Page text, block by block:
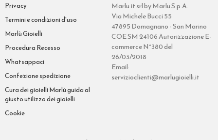
Privacy
Termini e condizioni d'uso
Marlù Gioielli
Procedura Recesso
Whatsappaci
Confezione spedizione
Cura dei gioielli Marlù guida al
giusto utilizzo dei gioielli
Cookie
Marlu.it srl by Marlu S.p.A.
Via Michele Bucci 55
47895 Domagnano - San Marino
COE SM 24106 Autorizzazione E-
commerce N°380 del
26/03/2018
Email:
servizioclienti@marlugioielli.it